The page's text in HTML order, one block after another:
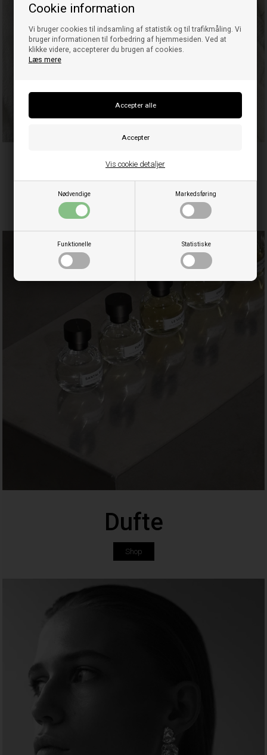
Cookie information
Vi bruger cookies til indsamling af statistik og til trafikmåling. Vi
bruger informationen til forbedring af hjemmesiden. Ved at
klikke videre, accepterer du brugen af cookies.
Læs mere
Nødvendige Markedsføring
Funktionelle Statistiske
Vis cookie detaljer
Strik
Dufte
Shop